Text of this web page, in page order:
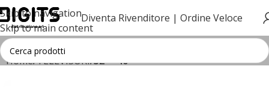
Skip to navigation
Skip to main content
Diventa Rivenditore | Ordine Veloce
Home TELEVISORI 32" - 40"